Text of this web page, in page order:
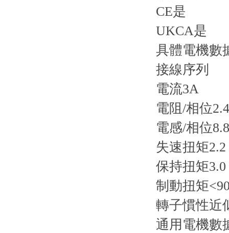
CE是
UKCA是
具體電機數
接線序列
電流3A
電阻/相位
電感/相位
失速扭矩2.2
保持扭矩3.0
制動扭矩
轉子慣性近
通用電機數